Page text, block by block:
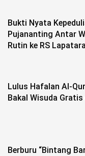
Bukti Nyata
Pujananting Antar
Rutin ke RS
Lulus Hafalan Al-
Bakal Wisuda
Berburu “Bintang